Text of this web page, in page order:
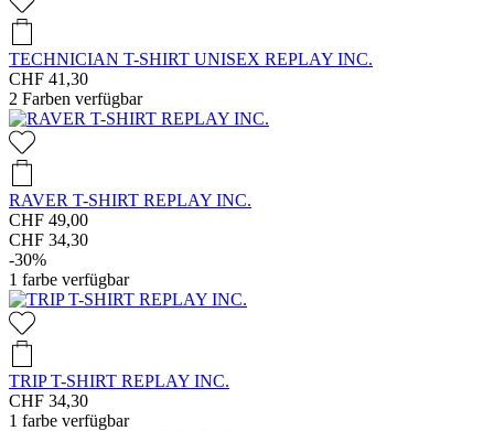
TECHNICIAN T-SHIRT UNISEX REPLAY INC.
CHF 41,30
2 Farben verfügbar
RAVER T-SHIRT REPLAY INC.
CHF 49,00
CHF 34,30
-30%
1 farbe verfügbar
TRIP T-SHIRT REPLAY INC.
CHF 34,30
1 farbe verfügbar